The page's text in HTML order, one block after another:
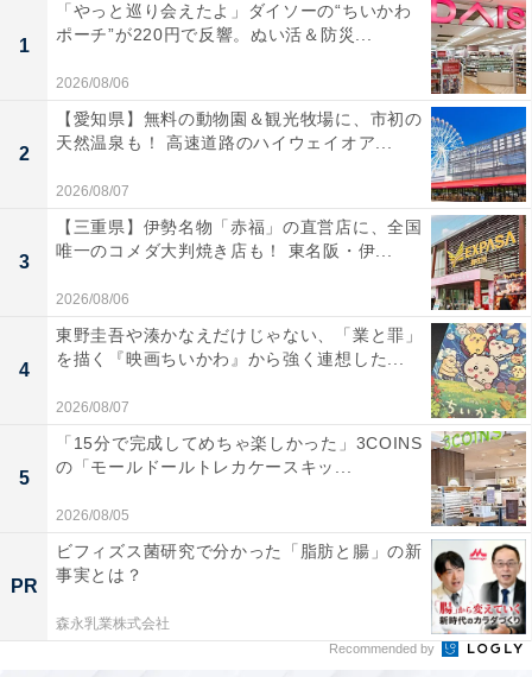
1
「やっと巡り会えたよ」ダイソーの“ちいかわ
ポーチ”が220円で反響。ぬい活＆防災...
2026/08/06
2
【愛知県】無料の動物園＆観光牧場に、市初の
天然温泉も！ 高速道路のハイウェイオア...
2026/08/07
3
【三重県】伊勢名物「赤福」の直営店に、全国
唯一のコメダ大判焼き店も！ 東名阪・伊...
2026/08/06
4
東野圭吾や湊かなえだけじゃない、「業と罪」
を描く『映画ちいかわ』から強く連想した...
2026/08/07
5
「15分で完成してめちゃ楽しかった」3COINS
の「モールドールトレカケースキッ...
2026/08/05
PR
ビフィズス菌研究で分かった「脂肪と腸」の新
事実とは？
森永乳業株式会社
Recommended by